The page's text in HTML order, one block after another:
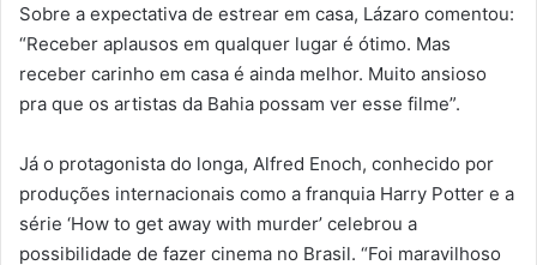
Sobre a expectativa de estrear em casa, Lázaro comentou:
“Receber aplausos em qualquer lugar é ótimo. Mas
receber carinho em casa é ainda melhor. Muito ansioso
pra que os artistas da Bahia possam ver esse filme”.
Já o protagonista do longa, Alfred Enoch, conhecido por
produções internacionais como a franquia Harry Potter e a
série ‘How to get away with murder’ celebrou a
possibilidade de fazer cinema no Brasil. “Foi maravilhoso